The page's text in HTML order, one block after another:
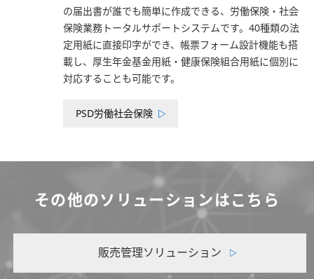
の届出書が誰でも簡単に作成できる、労働保険・社会
保険業務トータルサポートシステムです。40種類の法
定用紙に直接印字ができ、帳票フォーム設計機能も搭
載し、厚生年金基金用紙・健康保険組合用紙に個別に
対応することも可能です。
PSD労働社会保険
その他のソリューションはこちら
販売管理ソリューション